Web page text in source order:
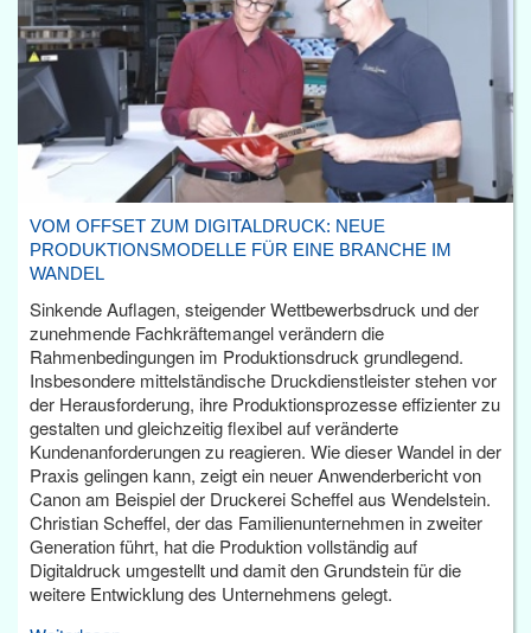
VOM OFFSET ZUM DIGITALDRUCK: NEUE
PRODUKTIONSMODELLE FÜR EINE BRANCHE IM
WANDEL
Sinkende Auflagen, steigender Wettbewerbsdruck und der
zunehmende Fachkräftemangel verändern die
Rahmenbedingungen im Produktionsdruck grundlegend.
Insbesondere mittelständische Druckdienstleister stehen vor
der Herausforderung, ihre Produktionsprozesse effizienter zu
gestalten und gleichzeitig flexibel auf veränderte
Kundenanforderungen zu reagieren. Wie dieser Wandel in der
Praxis gelingen kann, zeigt ein neuer Anwenderbericht von
Canon am Beispiel der Druckerei Scheffel aus Wendelstein.
Christian Scheffel, der das Familienunternehmen in zweiter
Generation führt, hat die Produktion vollständig auf
Digitaldruck umgestellt und damit den Grundstein für die
weitere Entwicklung des Unternehmens gelegt.